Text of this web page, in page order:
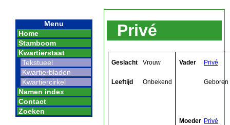
Menu
Home
Stamboom
Kwartierstaat
Tekstueel
Kwartierbladen
Kwartiercirkel
Namen index
Contact
Zoeken
Privé
Geslacht Vrouw
Leeftijd Onbekend
Vader Privé
Geboren
Moeder Privé